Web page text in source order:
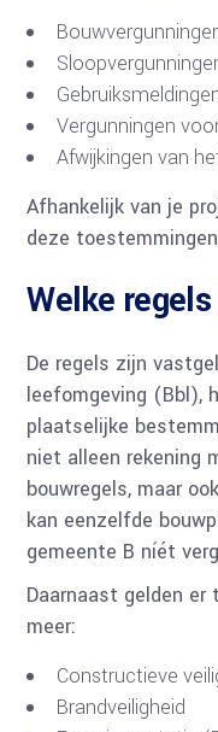
Vergunningen
Afwijkingen van
Afhankelijk van je
deze
Welke
De regels zijn
leefomgeving (Bbl),
plaatselijke
niet alleen rekening
bouwregels, maar
kan eenzelfde
gemeente B níét
Daarnaast gelden
meer:
Constructieve
Brandveiligheid